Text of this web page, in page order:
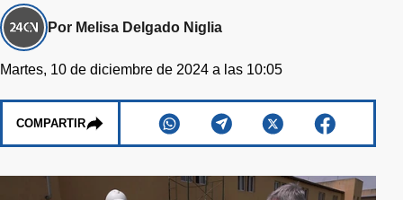
Por Melisa Delgado Niglia
Martes, 10 de diciembre de 2024 a las 10:05
COMPARTIR